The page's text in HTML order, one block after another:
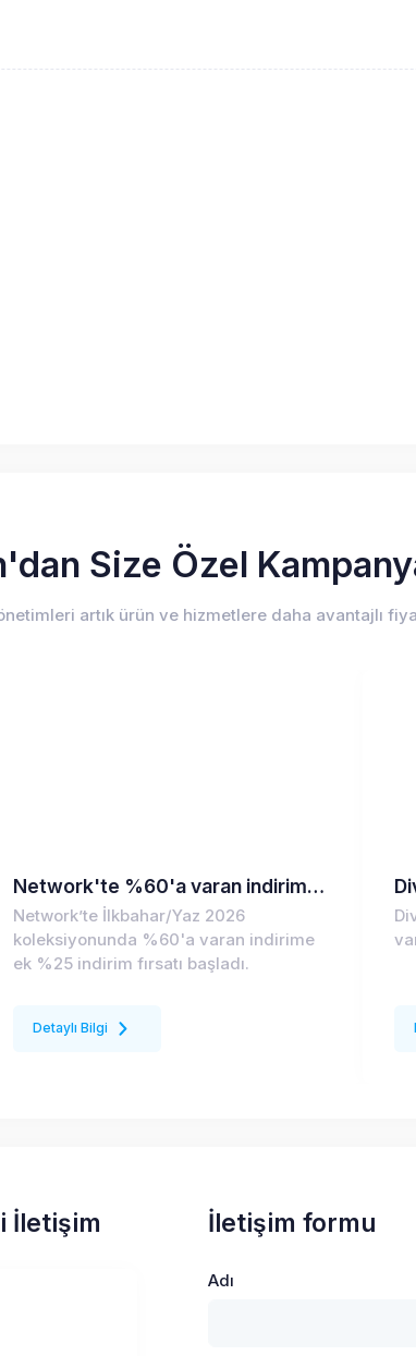
Size Özel
artık ürün ve hizmetlere daha avantajlı
Network'te %60'a varan indirime ek %25 indirim!
Network’te İlkbahar/Yaz 2026
koleksiyonunda %60'a varan indirime
ek %25 indirim fırsatı başladı.
Detaylı Bilgi
İletişim İletişim formu
Adı